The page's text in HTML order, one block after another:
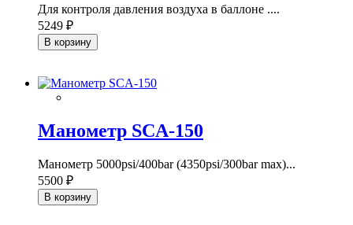
Для контроля давления воздуха в баллоне ....
5249 ₽
В корзину
Манометр SCA-150
Манометр 5000psi/400bar (4350psi/300bar max)...
5500 ₽
В корзину